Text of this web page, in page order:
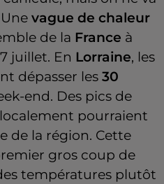
vague de chaleur
de la France à
juillet. En Lorraine, les
dépasser les 30
end. Des pics de
localement pourraient
de la région. Cette
gros coup de
températures plutôt